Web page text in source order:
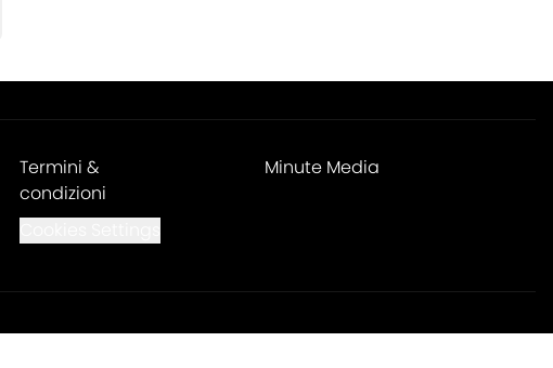
Termini &
condizioni
Minute Media